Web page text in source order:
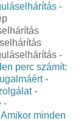
-
-
perc számít:
-
-
-
Amikor minden